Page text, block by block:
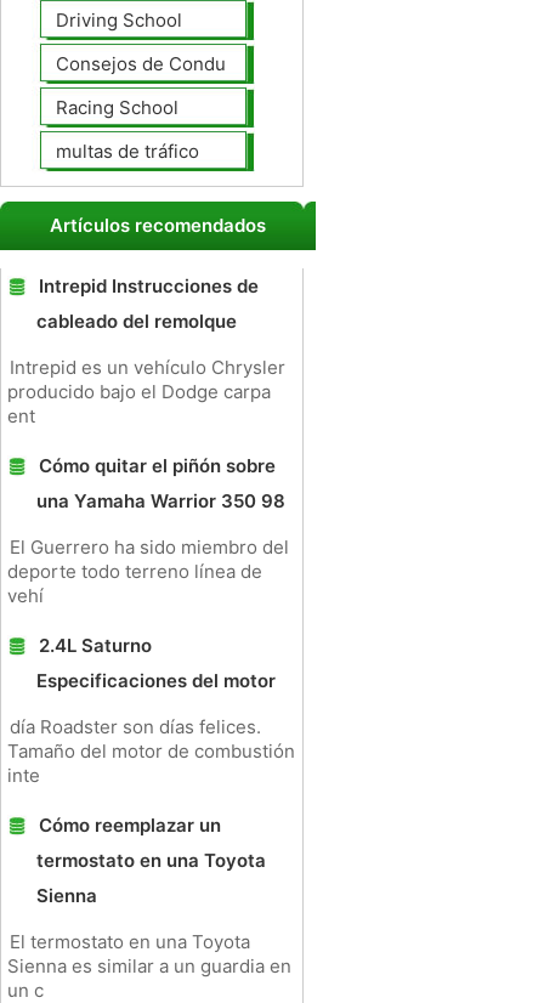
Driving School
Consejos de Conducción
Racing School
multas de tráfico
Artículos recomendados
Intrepid Instrucciones de
cableado del remolque
Intrepid es un vehículo Chrysler
producido bajo el Dodge carpa
ent
Cómo quitar el piñón sobre
una Yamaha Warrior 350 98
El Guerrero ha sido miembro del
deporte todo terreno línea de
vehí
2.4L Saturno
Especificaciones del motor
día Roadster son días felices.
Tamaño del motor de combustión
inte
Cómo reemplazar un
termostato en una Toyota
Sienna
El termostato en una Toyota
Sienna es similar a un guardia en
un c